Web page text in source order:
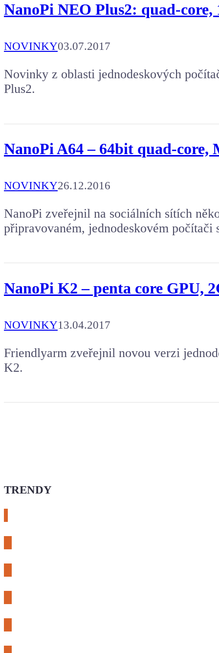
NanoPi NEO Plus2: quad-
NOVINKY03.07.2017
Novinky z oblasti jednodeskových
Plus2.
NanoPi A64 – 64bit quad-
NOVINKY26.12.2016
NanoPi zveřejnil na sociálních sítích
připravovaném, jednodeskovém počítači
NanoPi K2 – penta core GPU,
NOVINKY13.04.2017
Friendlyarm zveřejnil novou verzi
K2.
TRENDY